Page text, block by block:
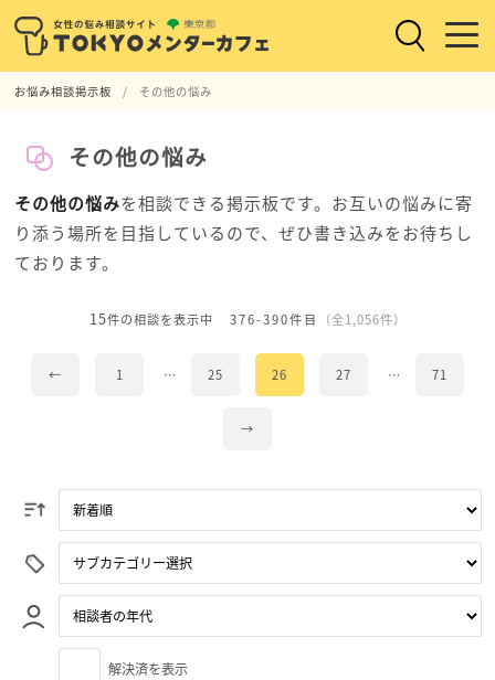
お悩み相談掲示板 その他の悩み
その他の悩み
その他の悩みを相談できる掲示板です。お互いの悩みに寄
り添う場所を目指しているので、ぜひ書き込みをお待ちし
ております。
15件の相談を表示中 376-390件目 （全1,056件）
← 1 … 25 26 27 … 71
→
解決済を表示